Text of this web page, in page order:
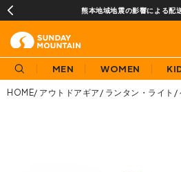
熊本地域地震の影響による配
MEN WOMEN
HOME アウトドアギア ランタン・ライト